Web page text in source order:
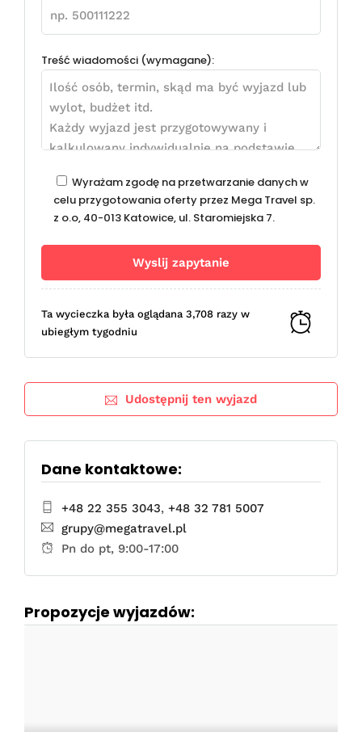
Treść wiadomości (wymagane):
Wyrażam zgodę na przetwarzanie danych w
celu przygotowania oferty przez Mega Travel sp.
z o.o, 40-013 Katowice, ul. Staromiejska 7.
Ta wycieczka była oglądana 3,708 razy w
ubiegłym tygodniu
Udostępnij ten wyjazd
Dane kontaktowe:
+48 22 355 3043, +48 32 781 5007
grupy@megatravel.pl
Pn do pt, 9:00-17:00
Propozycje wyjazdów: